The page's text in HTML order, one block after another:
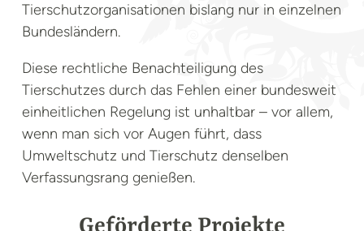
Tierschutzorganisationen bislang nur in einzelnen
Bundesländern.
Diese rechtliche Benachteiligung des
Tierschutzes durch das Fehlen einer bundesweit
einheitlichen Regelung ist unhaltbar – vor allem,
wenn man sich vor Augen führt, dass
Umweltschutz und Tierschutz denselben
Verfassungsrang genießen.